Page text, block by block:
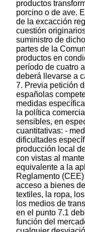
productos
porcino o de ave.
de la excacción
cuestión
suministro de
partes de la
productos en
período de cuatro
deberá llevarse a
7. Previa petición
españolas
medidas
la política
sensibles, en
cuantitativas: -
dificultades
producción local
con vistas al
equivalente a la
Reglamento
acceso a bienes
textiles, la ropa,
los medios de
en el punto 7.1
función del